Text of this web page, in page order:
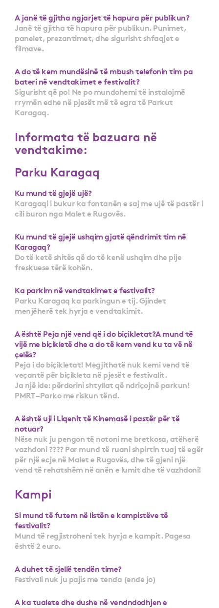
A janë të gjitha ngjarjet të hapura për publikun?
Janë të gjitha të hapura për publikun. Punimet,
panelet, prezantimet, dhe sigurisht shfaqjet e
filmave.
A do të kem mundësinë të mbush telefonin tim pa
bateri në vendtakimet e festivalit?
Sigurisht që po! Ne po mundohemi të instalojmë
rrymën edhe në pjesët më të egra të Parkut
Karagaq.
Informata të bazuara në
vendtakime:
Parku Karagaq
Ku mund të gjejë ujë?
Karagaqi i bukur ka fontanën e saj me ujë të pastër i
cili buron nga Malet e Rugovës.
Ku mund të gjejë ushqim gjatë qëndrimit tim në
Karagaq?
Do të ketë shitës që do të kenë ushqim dhe pije
freskuese tërë kohën.
Ka parkim në vendtakimet e festivalit?
Parku Karagaq ka parkingun e tij. Gjindet
menjëherë tek hyrja e vendtakimit.
A është Peja një vend që i do biçikletat?A mund të
vijë me biçikletë dhe a do të kem vend ku ta vë në
çelës?
Peja i do biçikletat! Megjithatë nuk kemi vend të
veçantë për biçikleta në pjesët e festivalit.
Ja një ide: përdorini shtyllat që ndriçojnë parkun!
PMRT – Parko me riskun tënd.
A është uji i Liqenit të Kinemasë i pastër për të
notuar?
Nëse nuk ju pengon të notoni me bretkosa, atëherë
vazhdoni ???? Por mund të ruani shpirtin tuaj të egër
për një ecje në Malet e Rugovës, dhe të gjeni një
vend të rehatshëm në anën e lumit dhe të vazhdoni!
Kampi
Si mund të futem në listën e kampistëve të
festivalit?
Mund të regjistroheni tek hyrja e kampit. Pagesa
është 2 euro.
A duhet të sjellë tendën time?
Festivali nuk ju pajis me tenda (ende jo)
A ka tualete dhe dushe në vendndodhjen e